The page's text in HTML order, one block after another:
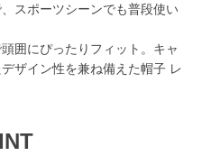
スポーツシーンでも普段使い
囲にぴったりフィット。キャ
ザイン性を兼ね備えた帽子 レ